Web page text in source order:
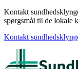
Kontakt
spørgsmål til de lokale
Kontakt